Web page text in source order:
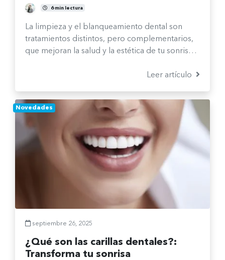
Fernanda Burgos Sepúlveda
6 min lectura
La limpieza y el blanqueamiento dental son
tratamientos distintos, pero complementarios,
que mejoran la salud y la estética de tu sonrisa.
diferencian, qué beneficios ofrece cada uno y
tratamiento adecuado según tus necesidades.
Leer artículo
Novedades
septiembre 26, 2025
¿Qué son las carillas dentales?:
Transforma tu sonrisa